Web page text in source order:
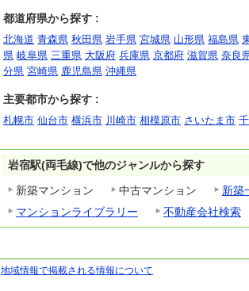
都道府県から探す :
北海道 青森県 秋田県 岩手県 宮城県 山形県 福島県
県 岐阜県 三重県 大阪府 兵庫県 京都府 滋賀県 奈良
分県 宮崎県 鹿児島県 沖縄県
主要都市から探す :
札幌市 仙台市 横浜市 川崎市 相模原市 さいたま市
岩宿駅(両毛線)で他のジャンルから探す
新築マンション
中古マンション 新築
マンションライブラリー
不動産会社検索
地域情報で掲載される情報について